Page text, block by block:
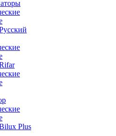
Plus